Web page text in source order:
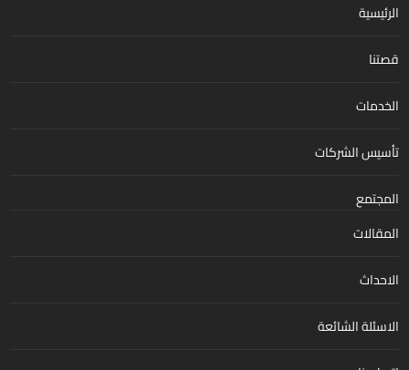
الرئيسية
قصتنا
الخدمات
تأسيس الشركات
المجتمع
المقالات
الاحداث
الاسئلة الشائعة